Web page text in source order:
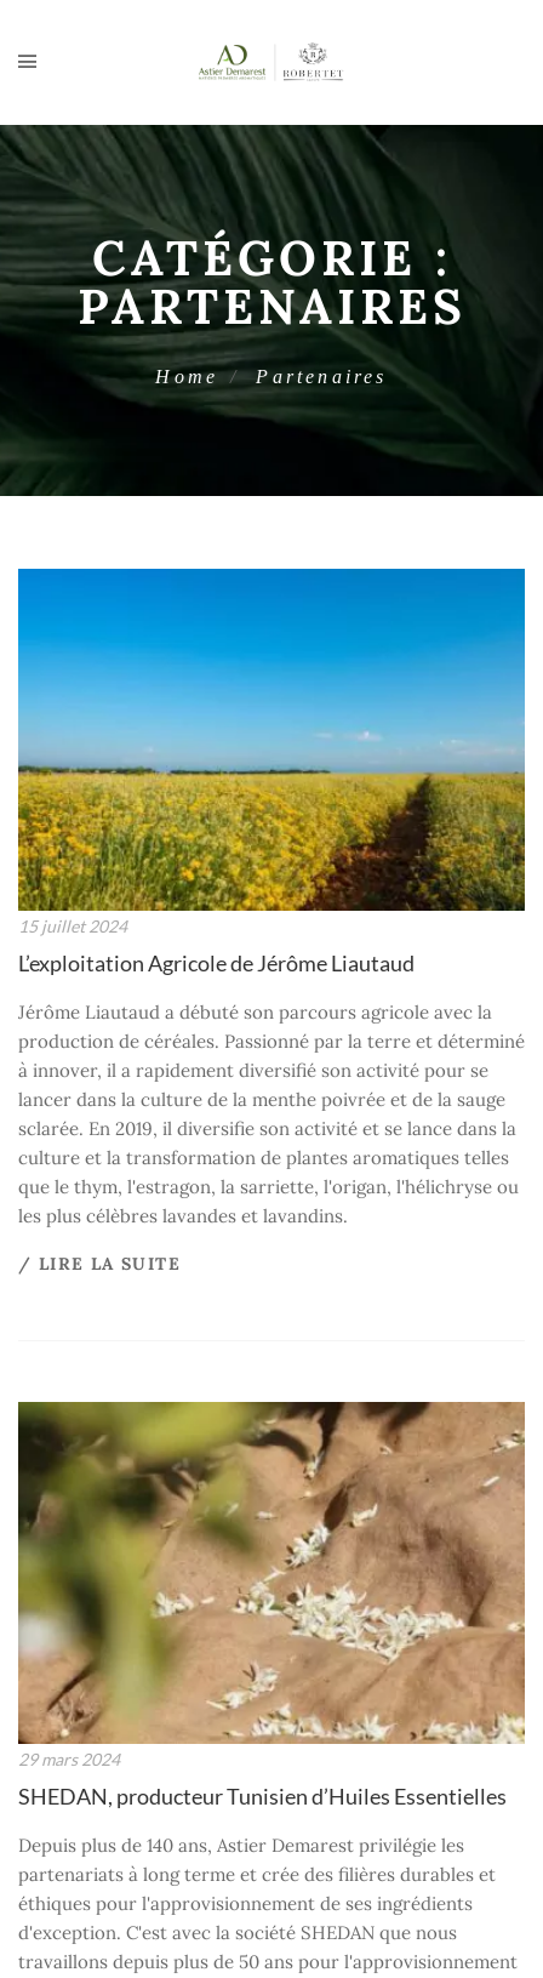
CATÉGORIE :
PARTENAIRES
Home Partenaires
15 juillet 2024
L’exploitation Agricole de Jérôme Liautaud
Jérôme Liautaud a débuté son parcours agricole avec la
production de céréales. Passionné par la terre et déterminé
à innover, il a rapidement diversifié son activité pour se
lancer dans la culture de la menthe poivrée et de la sauge
sclarée. En 2019, il diversifie son activité et se lance dans la
culture et la transformation de plantes aromatiques telles
que le thym, l'estragon, la sarriette, l'origan, l'hélichryse ou
les plus célèbres lavandes et lavandins.
/ LIRE LA SUITE
29 mars 2024
SHEDAN, producteur Tunisien d’Huiles Essentielles
Depuis plus de 140 ans, Astier Demarest privilégie les
partenariats à long terme et crée des filières durables et
éthiques pour l'approvisionnement de ses ingrédients
d'exception. C'est avec la société SHEDAN que nous
travaillons depuis plus de 50 ans pour l'approvisionnement